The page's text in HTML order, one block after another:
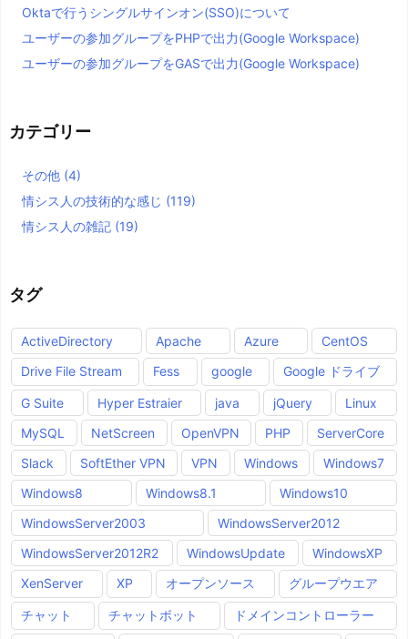
Oktaで行うシングルサインオン(SSO)について
ユーザーの参加グループをPHPで出力(Google Workspace)
ユーザーの参加グループをGASで出力(Google Workspace)
カテゴリー
その他 (4)
情シス人の技術的な感じ (119)
情シス人の雑記 (19)
タグ
ActiveDirectory Apache Azure
CentOS
Drive File Stream
Fess google Google ドライブ
G Suite Hyper Estraier java jQuery
Linux
MySQL
NetScreen OpenVPN PHP
ServerCore
Slack
SoftEther VPN VPN Windows
Windows7
Windows8
Windows8.1
Windows10
WindowsServer2003
WindowsServer2012
WindowsServer2012R2
WindowsUpdate
WindowsXP
XenServer
XP オープンソース グループウエア
チャット チャットボット ドメインコントローラー